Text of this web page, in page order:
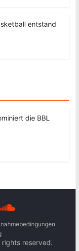
entstand
die BBL
rights reserved.